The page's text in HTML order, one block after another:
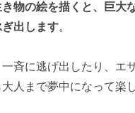
物の絵を描くと、巨大
出します。
斉に逃げ出したり、エ
人まで夢中になって楽